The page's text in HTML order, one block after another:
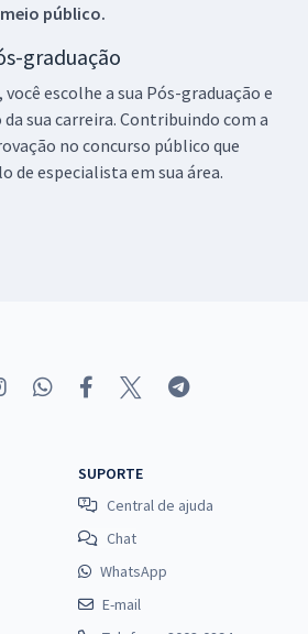
público.
graduação
escolhe a sua Pós-graduação e
sua carreira. Contribuindo com a
no concurso público que
de especialista em sua área.
SUPORTE
Central de ajuda
Chat
WhatsApp
E-mail